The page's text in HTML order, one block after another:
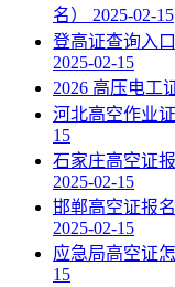
名） 2025-02-15
登高证查询入
2025-02-15
2026 高压电工
河北高空作业
15
石家庄高空证
2025-02-15
邯郸高空证报
2025-02-15
应急局高空证
15